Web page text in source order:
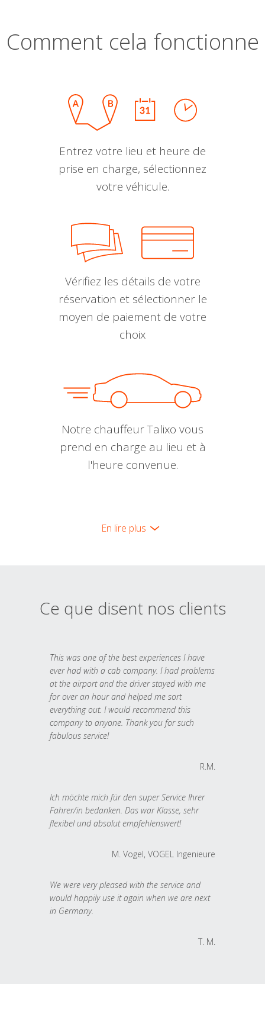
Comment cela fonctionne
Entrez votre lieu et heure de
prise en charge, sélectionnez
votre véhicule.
Vérifiez les détails de votre
réservation et sélectionner le
moyen de paiement de votre
choix
Notre chauffeur Talixo vous
prend en charge au lieu et à
l'heure convenue.
En lire plus
Ce que disent nos clients
This was one of the best experiences I have
ever had with a cab company. I had problems
at the airport and the driver stayed with me
for over an hour and helped me sort
everything out. I would recommend this
company to anyone. Thank you for such
fabulous service!
R.M.
Ich möchte mich für den super Service Ihrer
Fahrer/in bedanken. Das war Klasse, sehr
flexibel und absolut empfehlenswert!
M. Vogel, VOGEL Ingenieure
We were very pleased with the service and
would happily use it again when we are next
in Germany.
T. M.